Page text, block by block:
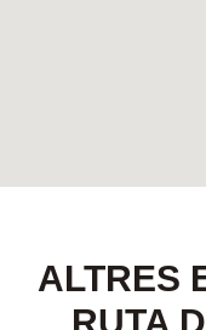
ALTRES